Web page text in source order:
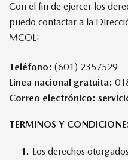
Con el fin de ejercer los
puedo contactar a la
MCOL:
Teléfono: (601) 2357529
Línea nacional gratuita:
Correo electrónico:
TERMINOS Y
1. Los derechos